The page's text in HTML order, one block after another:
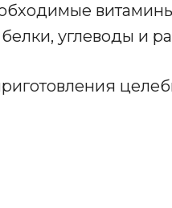
углеводы и